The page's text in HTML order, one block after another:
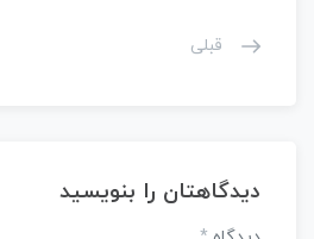
قبلی
دیدگاهتان را بنویسید